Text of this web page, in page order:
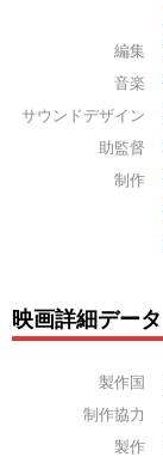
編集
音楽
サウンドデザイン
助監督
制作
映画詳細データ
製作国
制作協力
製作